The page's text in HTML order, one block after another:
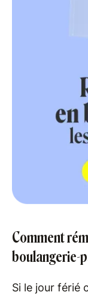
Comment
boulangerie-
Si le jour férié